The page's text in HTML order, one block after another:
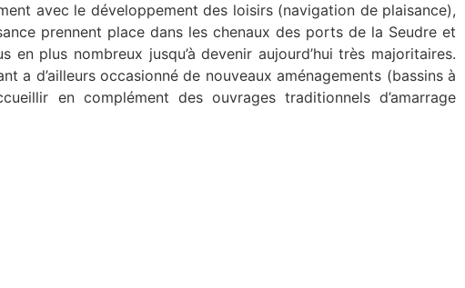
avec le développement des loisirs (navigation de plaisance),
prennent place dans les chenaux des ports de la Seudre et
en plus nombreux jusqu’à devenir aujourd’hui très majoritaires.
a d’ailleurs occasionné de nouveaux aménagements (bassins à
en complément des ouvrages traditionnels d’amarrage